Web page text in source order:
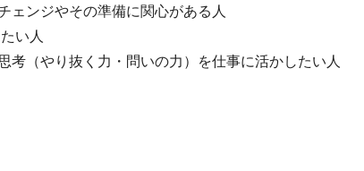
ェンジやその準備に関心がある人
い人
考（やり抜く力・問いの力）を仕事に活かしたい人